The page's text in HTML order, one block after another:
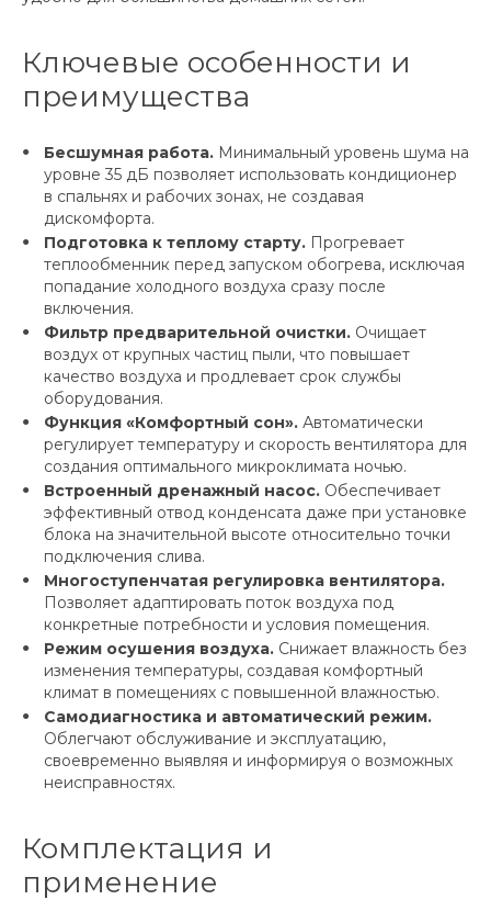
Ключевые особенности и
преимущества
Бесшумная работа. Минимальный уровень шума на
уровне 35 дБ позволяет использовать кондиционер
в спальнях и рабочих зонах, не создавая
дискомфорта.
Подготовка к теплому старту. Прогревает
теплообменник перед запуском обогрева, исключая
попадание холодного воздуха сразу после
включения.
Фильтр предварительной очистки. Очищает
воздух от крупных частиц пыли, что повышает
качество воздуха и продлевает срок службы
оборудования.
Функция «Комфортный сон». Автоматически
регулирует температуру и скорость вентилятора для
создания оптимального микроклимата ночью.
Встроенный дренажный насос. Обеспечивает
эффективный отвод конденсата даже при установке
блока на значительной высоте относительно точки
подключения слива.
Многоступенчатая регулировка вентилятора.
Позволяет адаптировать поток воздуха под
конкретные потребности и условия помещения.
Режим осушения воздуха. Снижает влажность без
изменения температуры, создавая комфортный
климат в помещениях с повышенной влажностью.
Самодиагностика и автоматический режим.
Облегчают обслуживание и эксплуатацию,
своевременно выявляя и информируя о возможных
неисправностях.
Комплектация и
применение